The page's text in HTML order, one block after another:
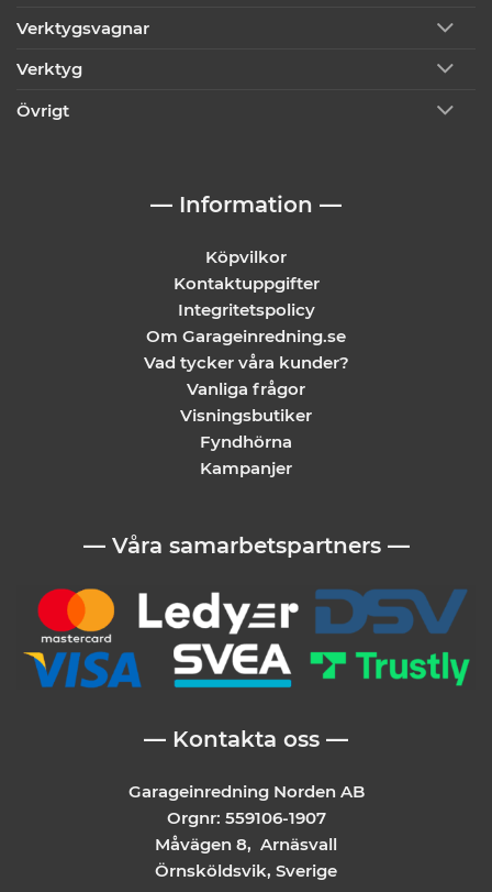
Verktygsvagnar
Verktyg
Övrigt
— Information —
Köpvilkor
Kontaktuppgifter
Integritetspolicy
Om Garageinredning.se
Vad tycker våra kunder?
Vanliga frågor
Visningsbutiker
Fyndhörna
Kampanjer
— Våra samarbetspartners —
— Kontakta oss —
Garageinredning Norden AB
Orgnr: 559106-1907
Måvägen 8, Arnäsvall
Örnsköldsvik, Sverige